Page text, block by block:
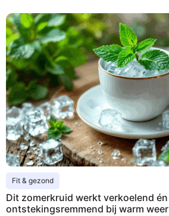
Fit & gezond
Dit zomerkruid werkt verkoelend én
ontstekingsremmend bij warm weer